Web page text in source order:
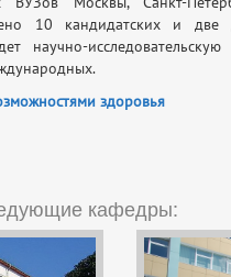
10 кандидатских и две
научно-
здоровья
кафедры: